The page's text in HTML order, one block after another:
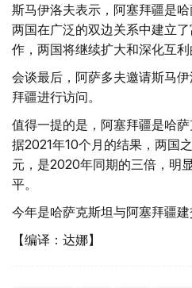
斯马伊洛夫表示，阿塞拜疆是哈
两国在广泛的双边关系中建立
作，两国将继续扩大和深化互利
会谈最后，阿萨多夫邀请斯马
拜疆进行访问。
值得一提的是，阿塞拜疆是哈
据2021年10个月的结果，两国
元，是2020年同期的三倍，明
平。
今年是哈萨克斯坦与阿塞拜疆建
【编译：达娜】